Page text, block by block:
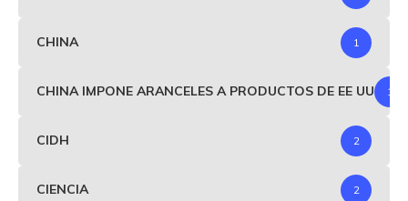
CHINA 1
CHINA IMPONE ARANCELES A PRODUCTOS DE EE UU 1
CIDH 2
CIENCIA 2